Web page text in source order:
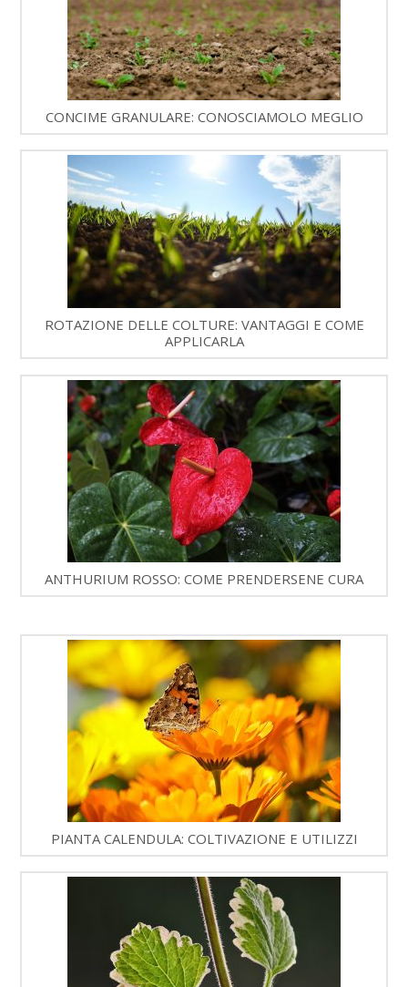
CONCIME GRANULARE: CONOSCIAMOLO MEGLIO
ROTAZIONE DELLE COLTURE: VANTAGGI E COME
APPLICARLA
ANTHURIUM ROSSO: COME PRENDERSENE CURA
PIANTA CALENDULA: COLTIVAZIONE E UTILIZZI